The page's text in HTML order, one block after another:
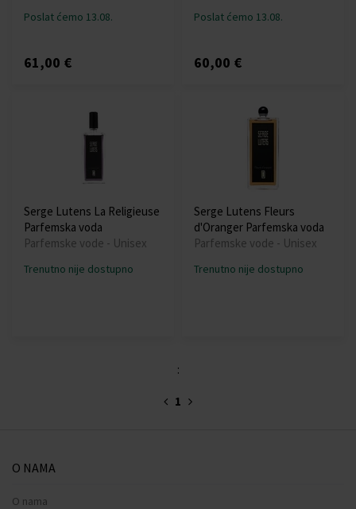
Poslat ćemo 13.08.
61,00 €
Poslat ćemo 13.08.
60,00 €
Serge Lutens La Religieuse
Parfemska voda
Parfemske vode - Unisex
Trenutno nije dostupno
Serge Lutens Fleurs
d'Oranger Parfemska voda
Parfemske vode - Unisex
Trenutno nije dostupno
:
1
O NAMA
O nama